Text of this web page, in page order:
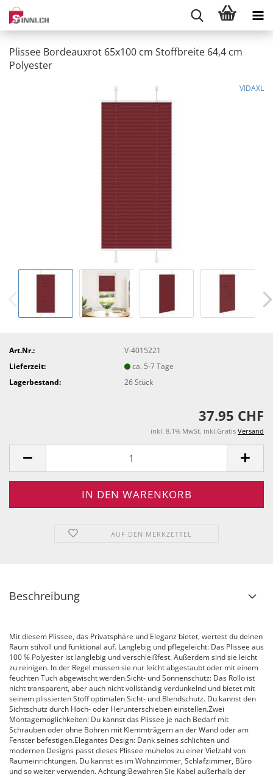
Plissee Bordeauxrot 65x100 cm Stoffbreite 64,4 cm
Polyester
VIDAXL
Art.Nr.:
V-4015221
Lieferzeit:
ca. 5-7 Tage
Lagerbestand:
26Stück
37.95 CHF
inkl. 8.1% MwSt. inkl.Gratis Versand
AUF DEN MERKZETTEL
Beschreibung
Mit diesem Plissee, das Privatsphäre und Eleganz bietet, wertest du deinen
Raum stilvoll und funktional auf. Langlebig und pflegeleicht: Das Plissee aus
100 % Polyester ist langlebig und verschleißfest. Außerdem sind sie leicht
zu reinigen. In der Regel müssen sie nur leicht abgestaubt oder mit einem
feuchten Tuch abgewischt werden.Sicht- und Sonnenschutz: Das Rollo ist
nicht transparent, aber auch nicht vollständig verdunkelnd und bietet mit
seinem plissierten Stoff optimalen Sicht- und Blendschutz. Du kannst den
Sichtschutz durch Hoch- oder Herunterschieben einstellen.Zwei
Montagemöglichkeiten: Du kannst das Plissee je nach Bedarf mit
Schrauben oder ohne Bohren mit Klemmträgern an der Wand oder am
Fenster befestigen.Elegantes Design: Dank seines schlichten und
modernen Designs passt dieses Plissee mühelos zu einer Vielzahl von
Raumeinrichtungen. Du kannst es im Wohnzimmer, Schlafzimmer, Büro
und so weiter verwenden. Achtung:Bewahren Sie Kabel außerhalb der